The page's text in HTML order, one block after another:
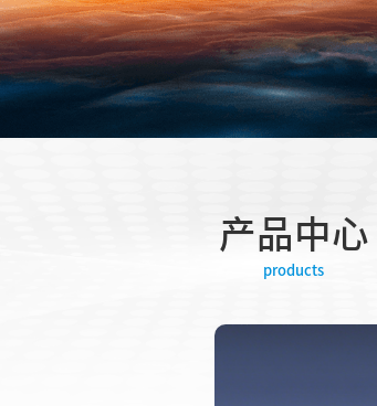
产品中心
products